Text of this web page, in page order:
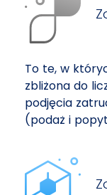
To te, w
zbliżona do
podjęcia
(podaż i